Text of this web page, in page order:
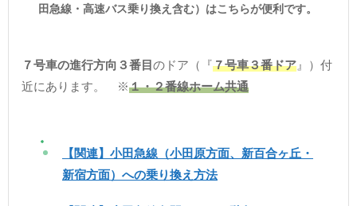
田急線・高速バス乗り換え含む）はこちらが便利です。
７号車の進行方向３番目 のドア（『７号車３番ドア 』）付
近にあります。 ※１・２番線ホーム共通
【関連】小田急線（小田原方面、新百合ヶ丘・
新宿方面）への乗り換え方法